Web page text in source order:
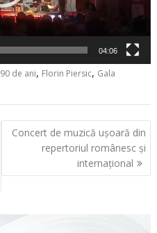
04:06
90 de ani, Florin Piersic, Gala
Concert de muzică ușoară din
repertoriul românesc și
internațional